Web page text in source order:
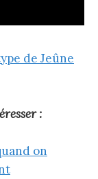
:
on